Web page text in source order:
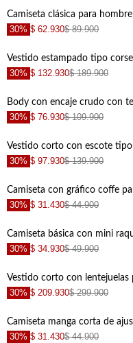
Camiseta clásica para hombre
30% $ 62.930$ 89.900
30% $ 132.930$ 189.900
30% $ 76.930$ 109.900
30% $ 97.930$ 139.900
30% $ 31.430$ 44.900
30% $ 34.930$ 49.900
30% $ 209.930$ 299.900
30% $ 31.430$ 44.900